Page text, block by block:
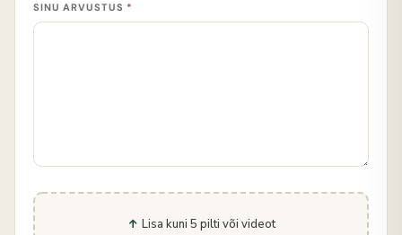
SINU ARVUSTUS *
Lisa kuni 5 pilti või videot